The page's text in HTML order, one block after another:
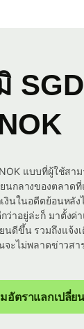
แบบที่ผู้ใช้สา
นกลางของตลาด
งินในอดีตย้อนหลั
าอยู่ล่ะก็ มาตั้งค่า
นดีขึ้น รวมถึงแจ้ง
จะไม่พลาดข่าวส
อัตราแลกเปลี่ยน